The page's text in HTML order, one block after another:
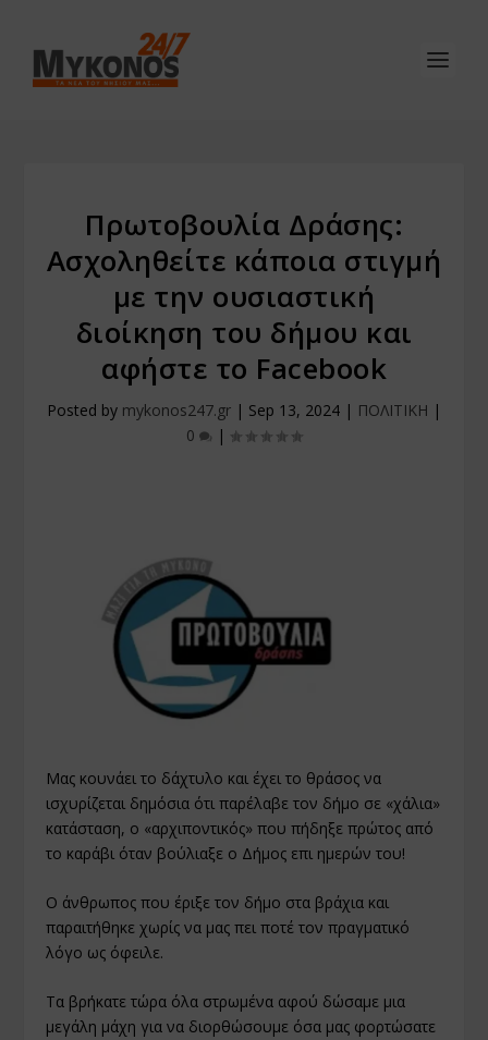
Πρωτοβουλία Δράσης:
Ασχοληθείτε κάποια στιγμή
με την ουσιαστική
διοίκηση του δήμου και
αφήστε το Facebook
Posted by mykonos247.gr | Sep 13, 2024 | ΠΟΛΙΤΙΚΗ |
0
|
Μας κουνάει το δάχτυλο και έχει το θράσος να
ισχυρίζεται δημόσια ότι παρέλαβε τον δήμο σε «χάλια»
κατάσταση, ο «αρχιποντικός» που πήδηξε πρώτος από
το καράβι όταν βούλιαξε ο Δήμος επι ημερών του!
Ο άνθρωπος που έριξε τον δήμο στα βράχια και
παραιτήθηκε χωρίς να μας πει ποτέ τον πραγματικό
λόγο ως όφειλε.
Τα βρήκατε τώρα όλα στρωμένα αφού δώσαμε μια
μεγάλη μάχη για να διορθώσουμε όσα μας φορτώσατε